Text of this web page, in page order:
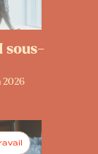
sous-
2026